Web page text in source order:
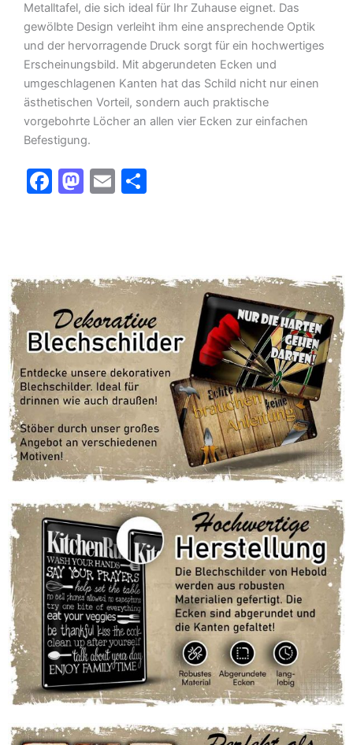
Metalltafel, die sich ideal für Ihr Zuhause eignet. Das
gewölbte Design verleiht ihm eine ansprechende Optik
und der hervorragende Druck sorgt für ein hochwertiges
Erscheinungsbild. Mit abgerundeten Ecken und
umgeschlagenen Kanten hat das Schild nicht nur einen
ästhetischen Vorteil, sondern auch praktische
vorgebohrte Löcher an allen vier Ecken zur einfachen
Befestigung.
F
b
o
o
k
M
d
o
n
E